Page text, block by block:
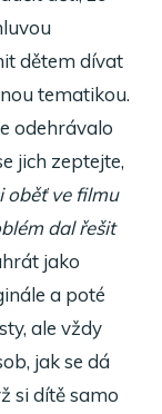
dětem dívat
tematikou.
odehrávalo
jich zeptejte,
oběť ve filmu
dal řešit
jako
a poté
ale vždy
jak se dá
si dítě samo